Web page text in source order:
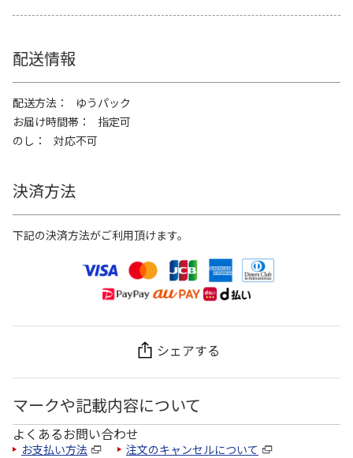
配送情報
配送方法
ゆうパック
お届け時間帯
指定可
のし
対応不可
決済方法
下記の決済方法がご利用頂けます。
シェアする
マークや記載内容について
よくあるお問い合わせ
お支払い方法 注文のキャンセルについて